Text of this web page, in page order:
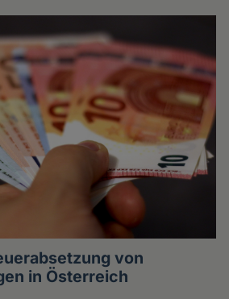
von
in Österreich